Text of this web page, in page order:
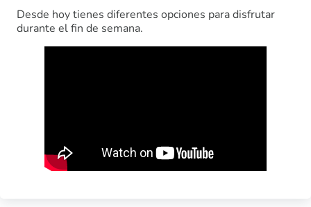
Desde hoy tienes diferentes opciones para disfrutar
durante el fin de semana.